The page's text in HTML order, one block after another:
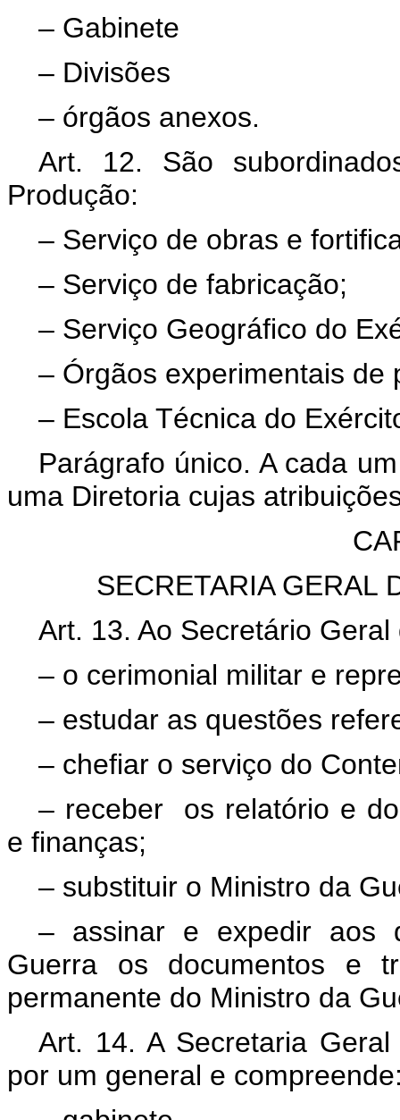
– Gabinete
– Divisões
– órgãos anexos.
Art. 12. São
Produção:
– Serviço de obras e
– Serviço de fabricação;
– Serviço Geográfico do
– Órgãos experimentais de
– Escola Técnica do
Parágrafo único. A cada
uma Diretoria cujas
SECRETARIA GERAL
Art. 13. Ao Secretário
– o cerimonial militar e
– estudar as questões
– chefiar o serviço do
– receber os relatório e
e finanças;
– substituir o Ministro da
– assinar e expedir aos
Guerra os documentos e
permanente do Ministro da
Art. 14. A Secretaria
por um general e